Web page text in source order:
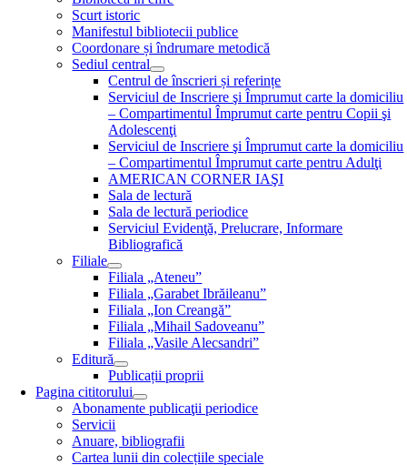
Scurt istoric
Manifestul bibliotecii publice
Coordonare și îndrumare metodică
Sediul central
Centrul de înscrieri și referințe
Serviciul de Inscriere şi Împrumut carte la domiciliu
– Compartimentul Împrumut carte pentru Copii şi
Adolescenţi
Serviciul de Inscriere şi Împrumut carte la domiciliu
– Compartimentul Împrumut carte pentru Adulţi
AMERICAN CORNER IAŞI
Sala de lectură
Sala de lectură periodice
Serviciul Evidenţă, Prelucrare, Informare
Bibliografică
Filiale
Filiala „Ateneu”
Filiala „Garabet Ibrăileanu”
Filiala „Ion Creangă”
Filiala „Mihail Sadoveanu”
Filiala „Vasile Alecsandri”
Editură
Publicații proprii
Pagina cititorului
Abonamente publicaţii periodice
Servicii
Anuare, bibliografii
Cartea lunii din colecțiile speciale